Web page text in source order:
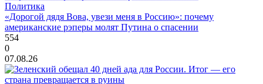
Политика
«Дорогой дядя Вова, увези меня в Россию»: почему
американские рэперы молят Путина о спасении
554
0
07.08.26